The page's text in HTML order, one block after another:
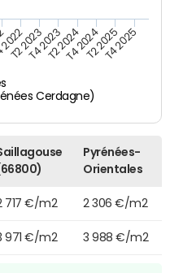
Cerdagne)
T2 2023T4 2023T2 2024T4 2024T2 2025T4 2025
Pyrénées-
Orientales
717 €/m2 2 306 €/m2
971 €/m2 3 988 €/m2